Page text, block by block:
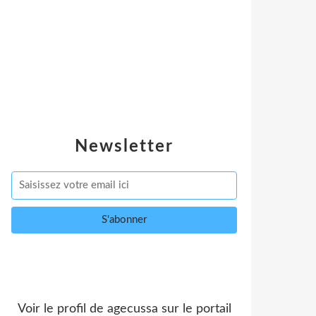
Newsletter
Voir le profil de agecussa sur le portail